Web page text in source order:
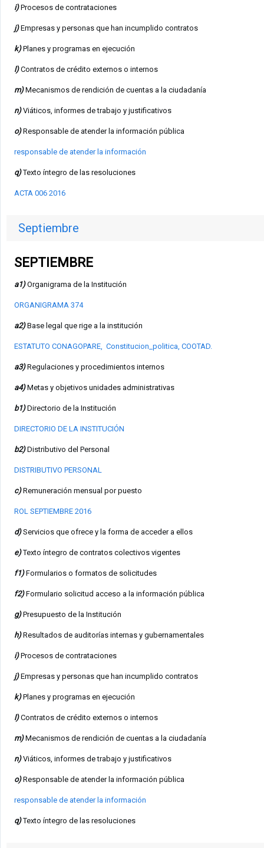
i) Procesos de contrataciones
j) Empresas y personas que han incumplido contratos
k) Planes y programas en ejecución
l) Contratos de crédito externos o internos
m)Mecanismos de rendición de cuentas a la ciudadanía
n)Viáticos, informes de trabajo y justificativos
o)Responsable de atender la información pública
responsable de atender la información
q) Texto íntegro de las resoluciones
ACTA 006 2016
Septiembre
SEPTIEMBRE
a1) Organigrama de la Institución
ORGANIGRAMA 374
a2) Base legal que rige a la institución
ESTATUTO CONAGOPARE, Constitucion_politica, COOTAD.
a3)Regulaciones y procedimientos internos
a4)Metas y objetivos unidades administrativas
b1)Directorio de la Institución
DIRECTORIO DE LA INSTITUCIÓN
b2)Distributivo del Personal
DISTRIBUTIVO PERSONAL
c)Remuneración mensual por puesto
ROL SEPTIEMBRE 2016
d)Servicios que ofrece y la forma de acceder a ellos
e)Texto íntegro de contratos colectivos vigentes
f1)Formularios o formatos de solicitudes
f2)Formulario solicitud acceso a la información pública
g) Presupuesto de la Institución
h)Resultados de auditorías internas y gubernamentales
i) Procesos de contrataciones
j) Empresas y personas que han incumplido contratos
k) Planes y programas en ejecución
l) Contratos de crédito externos o internos
m)Mecanismos de rendición de cuentas a la ciudadanía
n)Viáticos, informes de trabajo y justificativos
o)Responsable de atender la información pública
responsable de atender la información
q) Texto íntegro de las resoluciones